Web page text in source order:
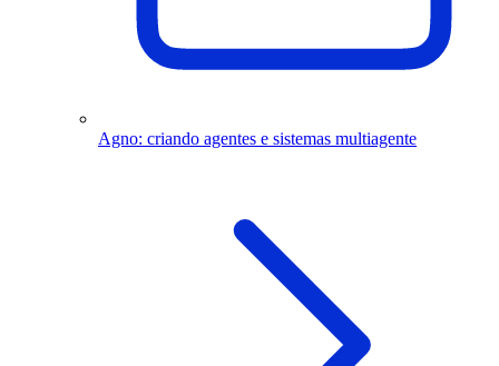
Agno: criando agentes e sistemas multiagente